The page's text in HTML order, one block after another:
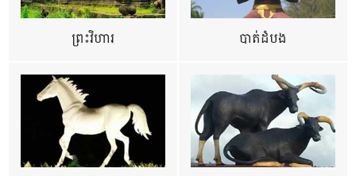
ព្រះវិហារ បាត់ដំបង